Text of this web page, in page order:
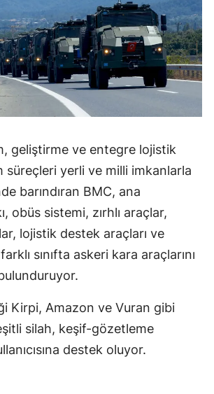
Yozgat
Zonguldak
Aksaray
Kırıkkale
Batman
Şırnak
Bartın
Iğdır
geliştirme ve entegre lojistik
süreçleri yerli ve milli imkanlarla
barındıran BMC, ana
obüs sistemi, zırhlı araçlar,
lojistik destek araçları ve
sınıfta askeri kara araçlarını
Kirpi, Amazon ve Vuran gibi
silah, keşif-gözetleme
destek oluyor.